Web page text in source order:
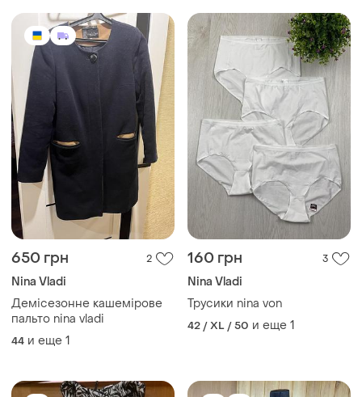
650 грн 2
Nina Vladi
Демісезонне кашемірове
пальто nina vladi
44 и еще 1
160 грн 3
Nina Vladi
Трусики nina von
42 / XL / 50 и еще 1